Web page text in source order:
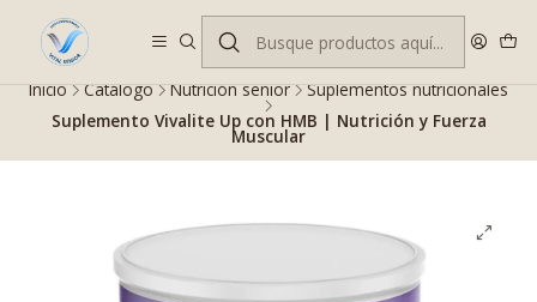
Despacho gratis en RM desde $100.000. Revisa las condiciones.
Inicio Catálogo Nutrición senior
Suplementos nutricionales
Suplemento Vivalite Up con HMB | Nutrición y Fuerza
Muscular